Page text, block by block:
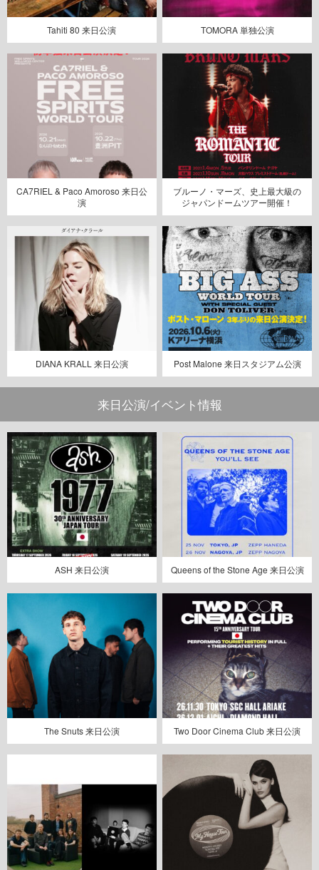
Tahiti 80 来日公演 TOMORA 単独公演
CA7RIEL & Paco Amoroso 来日公
演
ブルーノ・マーズ、史上最大級の
ジャパンドームツアー開催！
DIANA KRALL 来日公演 Post Malone 来日スタジアム公演
来日公演/イベント情報
ASH 来日公演 Queens of the Stone Age 来日公演
The Snuts 来日公演 Two Door Cinema Club 来日公演